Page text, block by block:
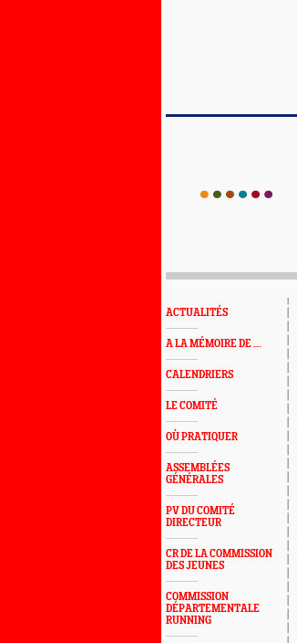
ACTUALITÉS
A LA MÉMOIRE DE ...
CALENDRIERS
LE COMITÉ
OÙ PRATIQUER
ASSEMBLÉES
GÉNÉRALES
PV DU COMITÉ
DIRECTEUR
CR DE LA COMMISSION
DES JEUNES
COMMISSION
DÉPARTEMENTALE
RUNNING